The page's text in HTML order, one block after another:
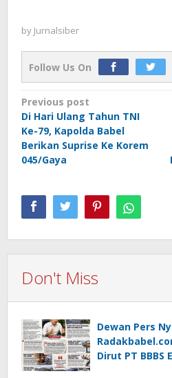
by Jurnalsiber
Follow Us On
Post
navigation
Previous post
Di Hari Ulang Tahun TNI
Ke-79, Kapolda Babel
Berikan Suprise Ke Korem
045/Gaya
Don't Miss
Dewan Pers
Dirut PT BBBS